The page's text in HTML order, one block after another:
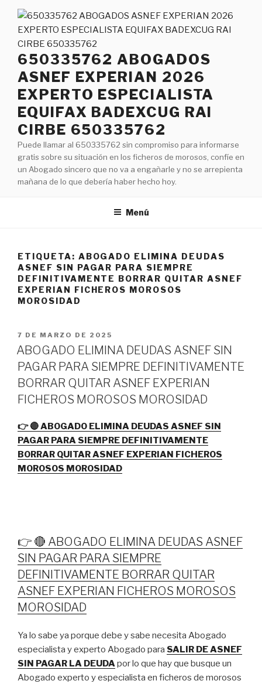
Saltar
contenido
650335762 ABOGADOS
ASNEF EXPERIAN 2026
EXPERTO ESPECIALISTA
EQUIFAX BADEXCUG RAI
CIRBE 650335762
Puede llamar al 650335762 sin compromiso para informarse
gratis sobre su situación en los ficheros de morosos, confíe en
un Abogado sincero que no va a engañarle y no se arrepienta
mañana de lo que debería haber hecho hoy.
Menú
ETIQUETA: ABOGADO ELIMINA DEUDAS
ASNEF SIN PAGAR PARA SIEMPRE
DEFINITIVAMENTE BORRAR QUITAR ASNEF
EXPERIAN FICHEROS MOROSOS
MOROSIDAD
PUBLICADO
EL
7 DE MARZO DE 2025
ABOGADO ELIMINA DEUDAS ASNEF SIN
PAGAR PARA SIEMPRE DEFINITIVAMENTE
BORRAR QUITAR ASNEF EXPERIAN
FICHEROS MOROSOS MOROSIDAD
👉 🔴 ABOGADO ELIMINA DEUDAS ASNEF SIN
PAGAR PARA SIEMPRE DEFINITIVAMENTE
BORRAR QUITAR ASNEF EXPERIAN FICHEROS
MOROSOS MOROSIDAD
👉 🔴 ABOGADO ELIMINA DEUDAS ASNEF
SIN PAGAR PARA SIEMPRE
DEFINITIVAMENTE BORRAR QUITAR
ASNEF EXPERIAN FICHEROS MOROSOS
MOROSIDAD
Ya lo sabe ya porque debe y sabe necesita Abogado
especialista y experto Abogado para SALIR DE ASNEF
SIN PAGAR LA DEUDApor lo que hay que busque un
Abogado experto y especialista en ficheros de morosos